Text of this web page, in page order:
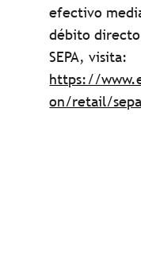
efectivo
débito
SEPA, visita:
https://
on/retail/